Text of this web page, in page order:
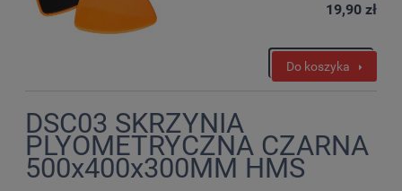
19,90 zł
Do koszyka
DSC03 SKRZYNIA
PLYOMETRYCZNA CZARNA
500x400x300MM HMS